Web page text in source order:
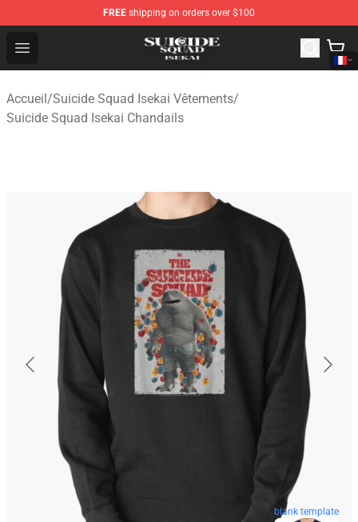
FREE shipping on orders over $100
Open menu
Suicide Squad Isekai Store - Official Suicide Squad
Accueil/Suicide Squad Isekai Vêtements/
Suicide Squad Isekai Chandails
blank template